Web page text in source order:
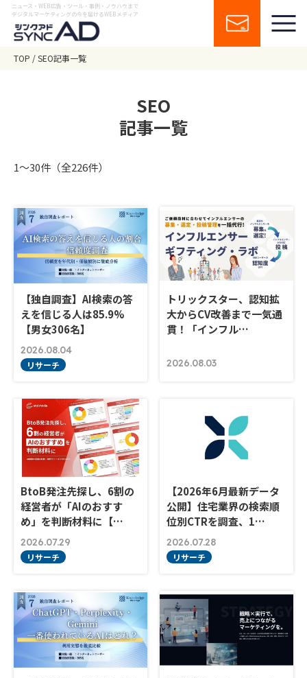
ニュース・WEB広告・ツール・事例・ノウハウまで
デジタルマーケティングの今を届けるWEBメディア
TOP SEO記事一覧
SEO
記事一覧
1〜30件（全226件）
【独自調査】AI検索の答
えを信じる人は85.9%
【男女306名】
2026.08.04
リサーチ
トリックスター、認知拡
大からCV改善まで一気通
貫！「インフル…
2026.08.03
BtoB発注先探し、6割の
経営者が「AIのおすす
め」を判断材料に【…
2026.07.29
リサーチ
【2026年6月最新データ
公開】住宅業界の検索順
位別CTRを調査、1…
2026.07.28
リサーチ